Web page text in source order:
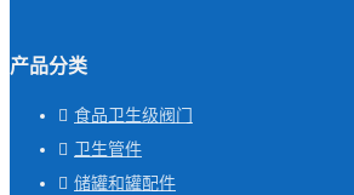
产品分类
食品卫生级阀门
卫生管件
储罐和罐配件